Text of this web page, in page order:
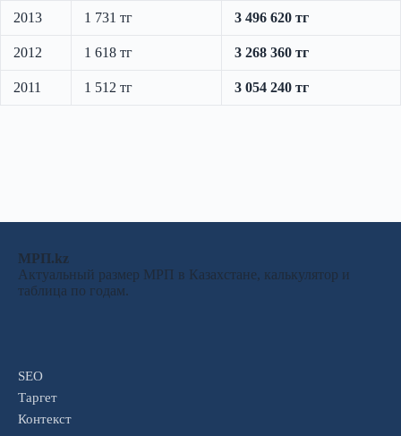
2013 1 731 тг 3 496 620 тг
2012 1 618 тг 3 268 360 тг
2011 1 512 тг 3 054 240 тг
МРП.kz
Актуальный размер МРП в Казахстане, калькулятор и
таблица по годам.
SEO
Таргет
Контекст